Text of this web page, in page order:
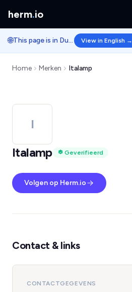
herm.io
🌐 This page is in Dutch. View in English →
Home Merken Italamp
I
Italamp
Geverifieerd
Volgen op Herm.io
Contact & links
CONTACTGEGEVENS